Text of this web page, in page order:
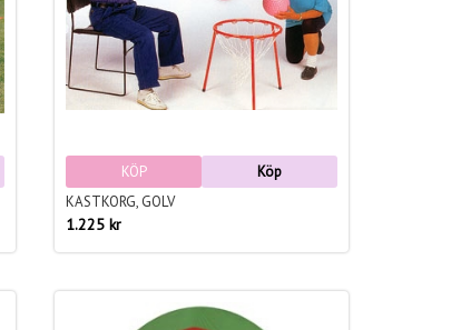
KÖP
Köp
KASTKORG, GOLV
1.225 kr